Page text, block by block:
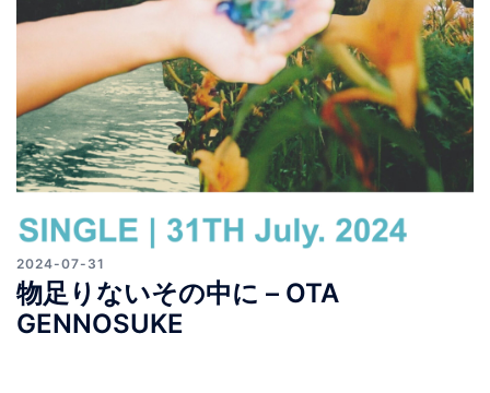
2024-07-31
物足りないその中に – OTA
GENNOSUKE